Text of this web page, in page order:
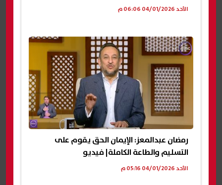
الأحد 04/01/2026 06:06 م
رمضان عبدالمعز: الإيمان الحق يقوم على
التسليم والطاعة الكاملة| فيديو
الأحد 04/01/2026 05:16 م